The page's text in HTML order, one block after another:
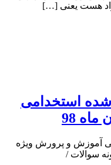
هست یعنی […]
شده استخدامی
98
آموزش و پرورش ویژه